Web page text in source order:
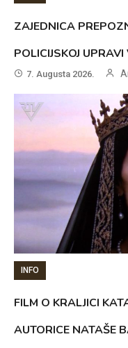
ZAJEDNICA
POLICIJSKOJ
7. Augusta 2026.
INFO
FILM O KRALJICI
AUTORICE NATAŠE